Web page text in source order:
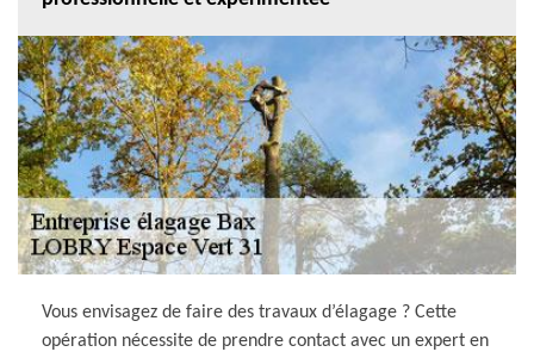
Vous envisagez de faire des travaux d’élagage ? Cette
opération nécessite de prendre contact avec un expert en